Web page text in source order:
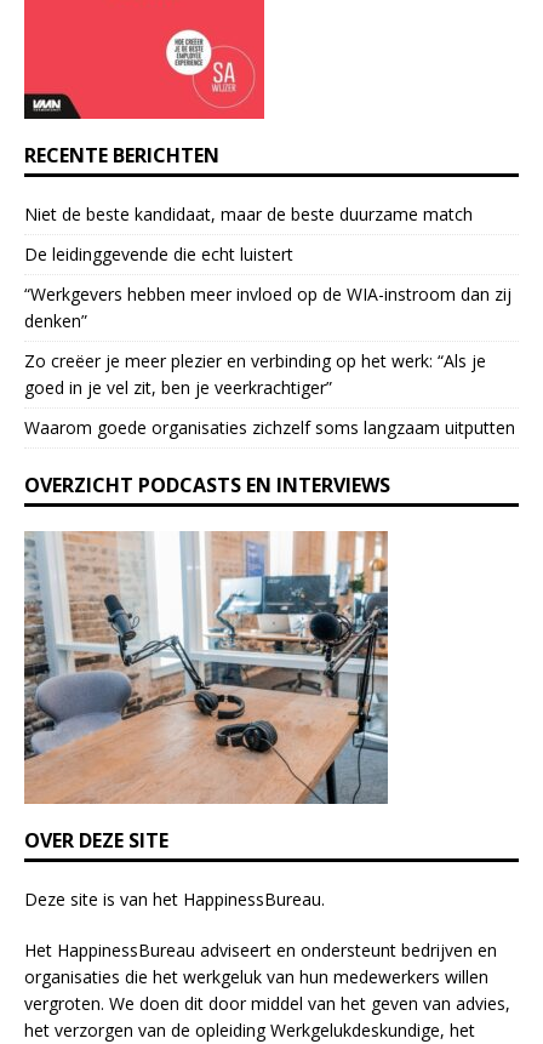
.
l
e
a
s
e
l
a
v
t
h
i
s
f
i
e
l
d
b
l
n
k
.
RECENTE BERICHTEN
Niet de beste kandidaat, maar de beste duurzame match
De leidinggevende die echt luistert
“Werkgevers hebben meer invloed op de WIA-instroom dan zij
denken”
Zo creëer je meer plezier en verbinding op het werk: “Als je
goed in je vel zit, ben je veerkrach­tiger”
Waarom goede organisaties zichzelf soms langzaam uitputten
OVERZICHT PODCASTS EN INTERVIEWS
OVER DEZE SITE
Deze site is van het HappinessBureau.
Het HappinessBureau adviseert en ondersteunt bedrijven en
organisaties die het werkgeluk van hun medewerkers willen
vergroten. We doen dit door middel van het geven van advies,
het verzorgen van de opleidingWerkgelukdeskundige, het